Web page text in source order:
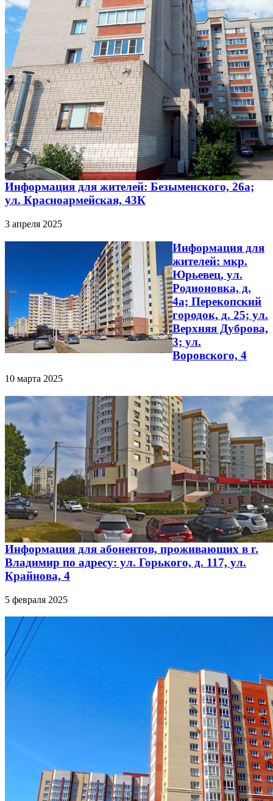
Информация для жителей: Безыменского, 26а;
ул. Красноармейская, 43К
3 апреля 2025
Информация для
жителей: мкр.
Юрьевец, ул.
Родионовка, д.
4а; Перекопский
городок, д. 25; ул.
Верхняя Дуброва,
3; ул.
Воровского, 4
10 марта 2025
Информация для абонентов, проживающих в г.
Владимир по адресу: ул. Горького, д. 117, ул.
Крайнова, 4
5 февраля 2025